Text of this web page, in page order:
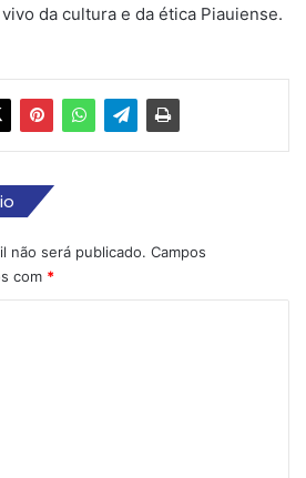
da cultura e da ética Piauiense.
não será publicado. Campos
com *